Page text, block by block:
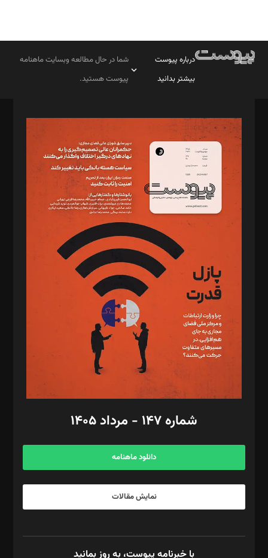
درباره پیوست
بیشتر بدانید
شما در حال مطالعه وبسایت ماهنامه
پیوست هستید.
مدیر مسئول: محمدباقر اثنی‌عشری
سردبیر: مهرک محمودی
دبیر تحریریه: میثم قاسمی
د‌بیر ناداستان: سمانه سمیع
د‌بیر خدمت و تجارت: ابوالفضل رجبی
د‌بیر حقوق فناوری: حسام‌الدین ایپکچی
د‌بیر پیوست جهان: مینا پاکدل
د‌بیر تحریریه آنلاین: بابک نقاش
تحریریه‌: مجتبی محمود‌ی، آرش برهمند، یسنا امان‌پور، سروش کرمیان،
مصطفی مسجدی آرانی، ابوالفضل رجبی، زهرا فکرانه، فائزه فتحی
رستمی،مصطفی باستان
ویرایش: نگار استاد‌‌آقا
طراح یونیفرم: مجید توکلی
فیلمبرداری و عکاسی: امیر شفیعی، مانی لطفی زاده
گرافیک و صفحه‌آرایی: سید‌سبحان‌علی ثابت
مد‌یر توسعه تجاری: کامبیز برید‌
امور مالی: شاپور رهبری، محمد‌ کاظمی‌نیا
آگهی و مشترکین: ۰۹۱۹۹۹۹۰۴۵۴
شماره ۱۴۷ - مرداد ۱۴۰۵
دانلود ماهنامه
نمایش مقالات
با خبرنامه پیوست، به روز بمانید